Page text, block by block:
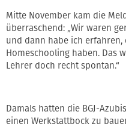
Mitte November kam die
überraschend: „Wir waren
und dann habe ich erfahren,
Homeschooling haben. Das
Lehrer doch recht spontan.“
Damals hatten die BGJ-
einen Werkstattbock zu